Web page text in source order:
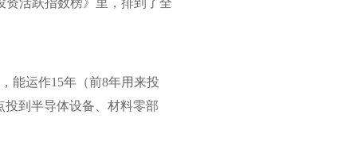
资活跃指数榜》里，排到了全
能运作15年（前8年用来投
投到半导体设备、材料零部